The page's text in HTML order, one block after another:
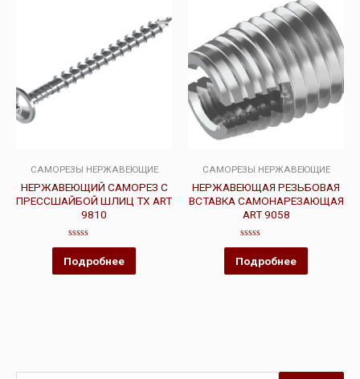
САМОРЕЗЫ НЕРЖАВЕЮЩИЕ
НЕРЖАВЕЮЩИЙ САМОРЕЗ С
ПРЕССШАЙБОЙ ШЛИЦ TX ART
9810
Оценка
из
5
Подробнее
САМОРЕЗЫ НЕРЖАВЕЮЩИЕ
НЕРЖАВЕЮЩАЯ РЕЗЬБОВАЯ
ВСТАВКА САМОНАРЕЗАЮЩАЯ
ART 9058
Оценка
из
5
Подробнее